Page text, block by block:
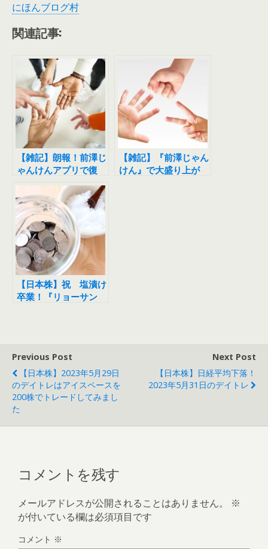
にほんブログ村
関連記事:
【雑記】朗報！前澤じ
ゃんけんアプリで復
活！
【雑記】『前澤じゃん
けん』で大盛り上が
【日本株】祝 塩漬け
卒業！『リョーサン
Previous Post
【日本株】2023年5月29日
のデイトレはアイスペースを
200株でトレードしてみまし
た
Next Post
【日本株】日経平均下落！
2023年5月31日のデイトレ
コメントを残す
メールアドレスが公開されることはありません。
※
が付いている欄は必須項目です
コメント ※